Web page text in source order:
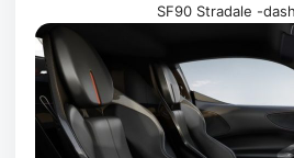
SF90 Stradale -